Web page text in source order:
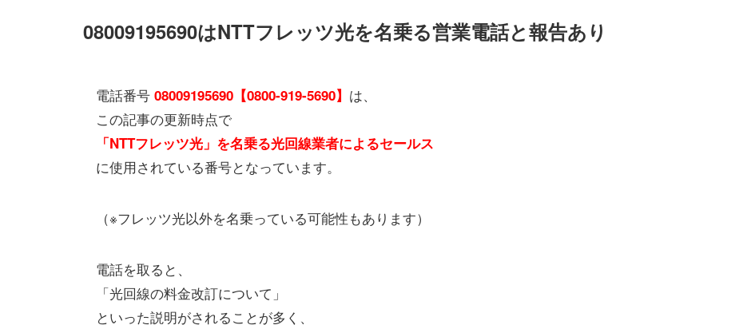
08009195690はNTTフレッツ光を名乗る営業電話と報告あり
電話番号 08009195690【0800-919-5690】 は、
この記事の更新時点で
「NTTフレッツ光」を名乗る光回線業者によるセールス
に使用されている番号となっています。
（※フレッツ光以外を名乗っている可能性もあります）
電話を取ると、
「光回線の料金改訂について」
といった説明がされることが多く、